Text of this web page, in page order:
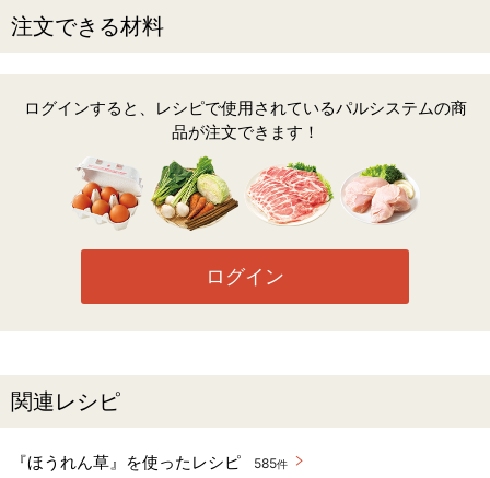
注文できる材料
ログインすると、レシピで使用されているパルシステムの商
品が注文できます！
ログイン
関連レシピ
『ほうれん草』を使ったレシピ 585件